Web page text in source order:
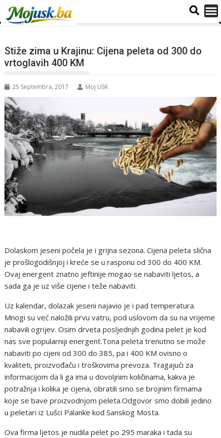
Stiže zima u Krajinu: Cijena peleta od 300 do
vrtoglavih 400 KM
25 Septembra, 2017 Moj USK
Dolaskom jeseni počela je i grijna sezona. Cijena peleta slična
je prošlogodišnjoj i kreće se u rasponu od 300 do 400 KM.
Ovaj energent znatno jeftinije mogao se nabaviti ljetos, a
sada ga je uz više cijene i teže nabaviti.
Uz kalendar, dolazak jeseni najavio je i pad temperatura.
Mnogi su već naložili prvu vatru, pod uslovom da su na vrijeme
nabavili ogrijev. Osim drveta posljednjih godina pelet je kod
nas sve popularniji energent.Tona peleta trenutno se može
nabaviti po cijeni od 300 do 385, pa i 400 KM ovisno o
kvaliteti, proizvođaču i troškovima prevoza. Tragajući za
informacijom da li ga ima u dovoljnim količinama, kakva je
potražnja i kolika je cijena, obratili smo se brojnim firmama
koje se bave proizvodnjom peleta.Odgovor smo dobili jedino
u peletari iz Lušci Palanke kod Sanskog Mosta.
Ova firma ljetos je nudila pelet po 295 maraka i tada su